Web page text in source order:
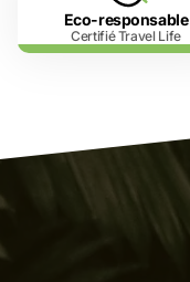
Eco-responsable
Certifié Travel Life